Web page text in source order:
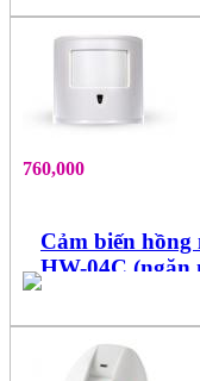
760,000
Cảm biến
HW-04C (ngăn